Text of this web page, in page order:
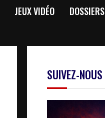
JEUX VIDÉO DOSSIERS
SUIVEZ-NOUS